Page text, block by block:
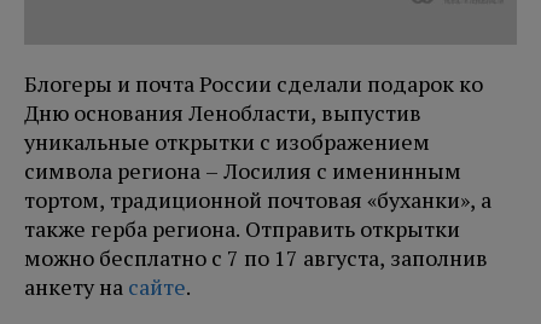
Блогеры и почта России сделали подарок ко
Дню основания Ленобласти, выпустив
уникальные открытки с изображением
символа региона – Лосилия с именинным
тортом, традиционной почтовая «буханки», а
также герба региона. Отправить открытки
можно бесплатно с 7 по 17 августа, заполнив
анкету на сайте.